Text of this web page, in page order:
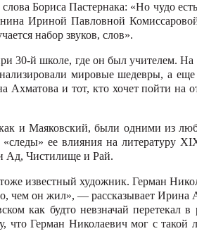
Бориса Пастернака: «Но чудо
Ириной Павловной
набор звуков, слов».
30-й школе, где он был учителем. На
мировые шедевры, а еще
и тот, кто хочет пойти на
и Маяковский, были одними из
«следы» ее влияния на литературу
Ад, Чистилище и Рай.
известный художник. Герман
чем он жил», — рассказывает Ирина
как будто невзначай перетекал в
что Герман Николаевич мог с такой